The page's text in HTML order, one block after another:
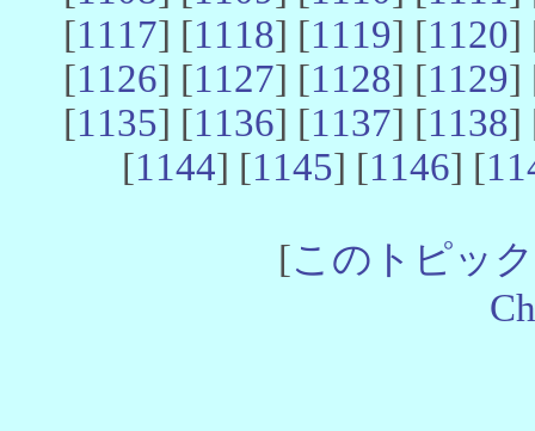
[1117] [1118] [1119] [1120]
[1126] [1127] [1128] [1129]
[1135] [1136] [1137] [1138]
[1144] [1145] [1146] [
[このトピッ